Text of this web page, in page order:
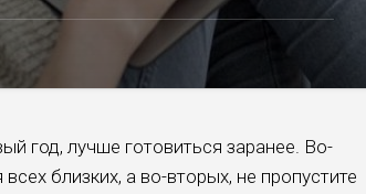
год, лучше готовиться заранее. Во-
близких, а во-вторых, не пропустите